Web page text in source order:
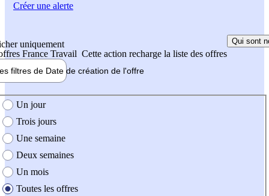
uniquement
France Travail Cette action recharge la liste des offres
Qui sont
filtres de Date de création de l'offre
création de l'offre
Un jour
Trois jours
Une semaine
Deux semaines
Un mois
Toutes les offres
Créer une alerte